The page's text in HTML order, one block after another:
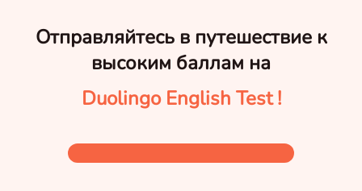
Отправляйтесь в путешествие к
высоким баллам на
Duolingo English Test !